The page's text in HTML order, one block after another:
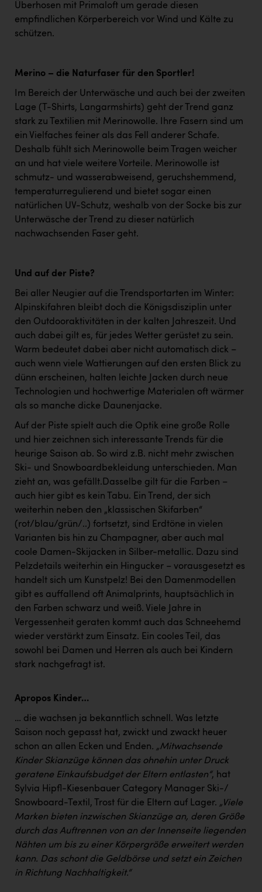
Überhosen mit Primaloft um gerade diesen
empfindlichen Körperbereich vor Wind und Kälte zu
schützen.
Merino – die Naturfaser für den Sportler!
Im Bereich der Unterwäsche und auch bei der zweiten
Lage (T-Shirts, Langarmshirts) geht der Trend ganz
stark zu Textilien mit Merinowolle. Ihre Fasern sind um
ein Vielfaches feiner als das Fell anderer Schafe.
Deshalb fühlt sich Merinowolle beim Tragen weicher
an und hat viele weitere Vorteile. Merinowolle ist
schmutz- und wasserabweisend, geruchshemmend,
temperaturregulierend und bietet sogar einen
natürlichen UV-Schutz, weshalb von der Socke bis zur
Unterwäsche der Trend zu dieser natürlich
nachwachsenden Faser geht.
Und auf der Piste?
Bei aller Neugier auf die Trendsportarten im Winter:
Alpinskifahren bleibt doch die Königsdisziplin unter
den Outdooraktivitäten in der kalten Jahreszeit. Und
auch dabei gilt es, für jedes Wetter gerüstet zu sein.
Warm bedeutet dabei aber nicht automatisch dick –
auch wenn viele Wattierungen auf den ersten Blick zu
dünn erscheinen, halten leichte Jacken durch neue
Technologien und hochwertige Materialen oft wärmer
als so manche dicke Daunenjacke.
Auf der Piste spielt auch die Optik eine große Rolle
und hier zeichnen sich interessante Trends für die
heurige Saison ab. So wird z.B. nicht mehr zwischen
Ski- und Snowboardbekleidung unterschieden. Man
zieht an, was gefällt.Dasselbe gilt für die Farben –
auch hier gibt es kein Tabu. Ein Trend, der sich
weiterhin neben den „klassischen Skifarben“
(rot/blau/grün/..) fortsetzt, sind Erdtöne in vielen
Varianten bis hin zu Champagner, aber auch mal
coole Damen-Skijacken in Silber-metallic. Dazu sind
Pelzdetails weiterhin ein Hingucker – vorausgesetzt es
handelt sich um Kunstpelz! Bei den Damenmodellen
gibt es auffallend oft Animalprints, hauptsächlich in
den Farben schwarz und weiß. Viele Jahre in
Vergessenheit geraten kommt auch das Schneehemd
wieder verstärkt zum Einsatz. Ein cooles Teil, das
sowohl bei Damen und Herren als auch bei Kindern
stark nachgefragt ist.
Apropos Kinder…
… die wachsen ja bekanntlich schnell. Was letzte
Saison noch gepasst hat, zwickt und zwackt heuer
schon an allen Ecken und Enden. „Mitwachsende
Kinder Skianzüge können das ohnehin unter Druck
geratene Einkaufsbudget der Eltern entlasten“, hat
Sylvia Hipfl-Kiesenbauer Category Manager Ski-/
Snowboard-Textil, Trost für die Eltern auf Lager. „Viele
Marken bieten inzwischen Skianzüge an, deren Größe
durch das Auftrennen von an der Innenseite liegenden
Nähten um bis zu einer Körpergröße erweitert werden
kann. Das schont die Geldbörse und setzt ein Zeichen
in Richtung Nachhaltigkeit.“